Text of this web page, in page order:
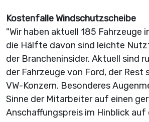
Kostenfalle Windschutzscheibe
"Wir haben aktuell 185 Fahrzeuge
die Hälfte davon sind leichte
der Brancheninsider. Aktuell sind
der Fahrzeuge von Ford, der Rest
VW-Konzern. Besonderes
Sinne der Mitarbeiter auf einen
Anschaffungspreis im Hinblick auf